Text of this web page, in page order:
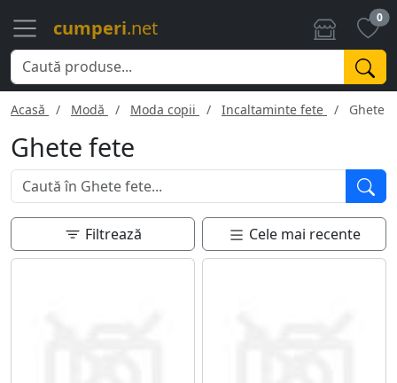
cumperi.net 0
Acasă Modă Moda copii Incaltaminte fete Ghete
Ghete fete
Filtrează Cele mai recente